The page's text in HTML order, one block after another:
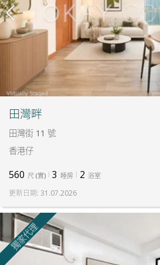
田灣畔
田灣街 11 號
香港仔
560 尺 (實) 3 睡房 2 浴室
更新日期: 31.07.2026
獨家代理